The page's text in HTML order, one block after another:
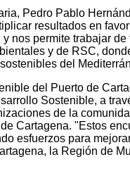
Pedro Pablo
resultados en
nos permite trabajar
y de RSC,
del
del Puerto de
Sostenible, a
de la
Cartagena. "Estos
esfuerzos para
la Región de